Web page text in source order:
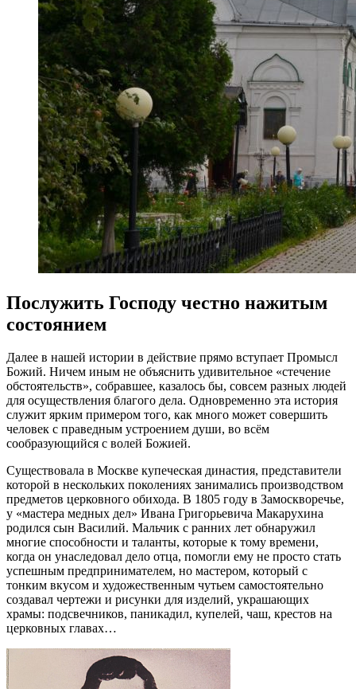
Послужить Господу честно нажитым
состоянием
Далее в нашей истории в действие прямо вступает Промысл
Божий. Ничем иным не объяснить удивительное «стечение
обстоятельств», собравшее, казалось бы, совсем разных людей
для осуществления благого дела. Одновременно эта история
служит ярким примером того, как много может совершить
человек с праведным устроением души, во всём
сообразующийся с волей Божией.
Существовала в Москве купеческая династия, представители
которой в нескольких поколениях занимались производством
предметов церковного обихода. В 1805 году в Замоскворечье,
у «мастера медных дел» Ивана Григорьевича Макарухина
родился сын Василий. Мальчик с ранних лет обнаружил
многие способности и таланты, которые к тому времени,
когда он унаследовал дело отца, помогли ему не просто стать
успешным предпринимателем, но мастером, который с
тонким вкусом и художественным чутьем самостоятельно
создавал чертежи и рисунки для изделий, украшающих
храмы: подсвечников, паникадил, купелей, чаш, крестов на
церковных главах…